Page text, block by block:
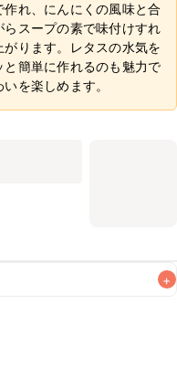
れ、にんにくの風味と合
スープの素で味付けすれ
がります。レタスの水気を
簡単に作れるのも魅力で
を楽しめます。
+
なるべくお早めにお召